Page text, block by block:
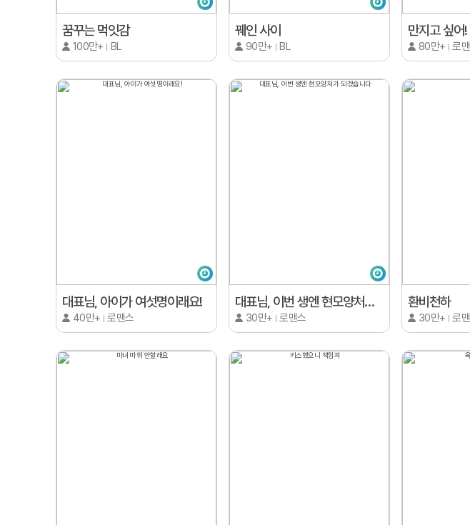
꿈꾸는 먹잇감
100만+ BL
꿰인 사이
90만+ BL
만지고 싶어!
80만+ 로
대표님, 아이가 여섯명이래요!
40만+ 로맨스
대표님, 이번 생엔 현모양처가 되겠습니다
30만+ 로맨스
환비천하
30만+ 로